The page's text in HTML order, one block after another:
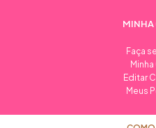
Faça
Editar
Meus